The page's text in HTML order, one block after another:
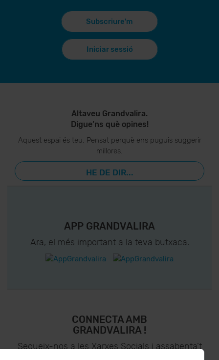
Subscriure'm
Iniciar sessió
Altaveu Grandvalira.
Digue’ns què opines!
Aquest espai és teu. Pensat perquè ens puguis suggerir
millores.
HE DE DIR...
APP GRANDVALIRA
Ara, el més important a la teva butxaca.
CONNECTA AMB
GRANDVALIRA !
Segueix-nos a les Xarxes Socials i assabenta’t